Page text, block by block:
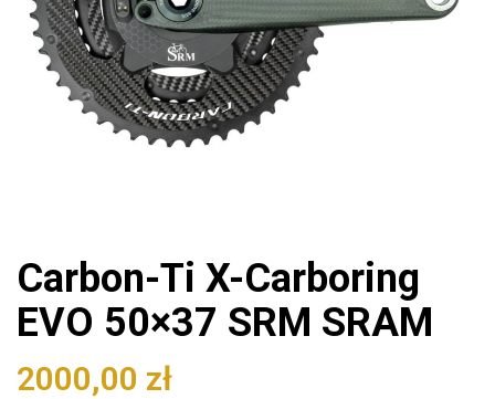
Carbon-Ti X-Carboring
EVO 50×37 SRM SRAM
2000,00 zł